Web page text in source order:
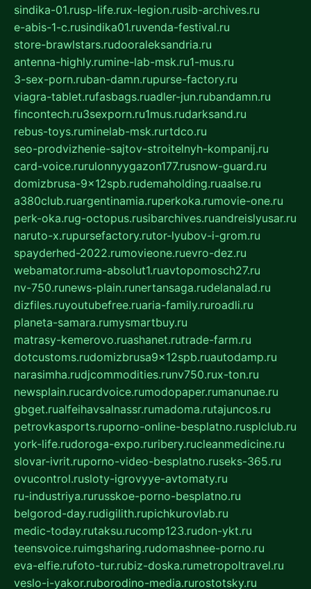
sindika-01.rusp-life.rux-legion.rusib-archives.ru
e-abis-1-c.rusindika01.ruvenda-festival.ru
store-brawlstars.rudooraleksandria.ru
antenna-highly.rumine-lab-msk.ru1-mus.ru
3-sex-porn.ruban-damn.rupurse-factory.ru
viagra-tablet.rufasbags.ruadler-jun.rubandamn.ru
fincontech.ru3sexporn.ru1mus.rudarksand.ru
rebus-toys.ruminelab-msk.rurtdco.ru
seo-prodvizhenie-sajtov-stroitelnyh-kompanij.ru
card-voice.rurulonnyygazon177.rusnow-guard.ru
domizbrusa-9x12spb.rudemaholding.ruaalse.ru
a380club.ruargentinamia.ruperkoka.rumovie-one.ru
perk-oka.rug-octopus.rusibarchives.ruandreislyusar.ru
naruto-x.rupursefactory.rutor-lyubov-i-grom.ru
spayderhed-2022.rumovieone.ruevro-dez.ru
webamator.ruma-absolut1.ruavtopomosch27.ru
nv-750.runews-plain.runertansaga.rudelanalad.ru
dizfiles.ruyoutubefree.ruaria-family.ruroadli.ru
planeta-samara.rumysmartbuy.ru
matrasy-kemerovo.ruashanet.rutrade-farm.ru
dotcustoms.rudomizbrusa9x12spb.ruautodamp.ru
narasimha.rudjcommodities.runv750.rux-ton.ru
newsplain.rucardvoice.rumodopaper.rumanunae.ru
gbget.rualfeihavsalnassr.rumadoma.rutajuncos.ru
petrovkasports.ruporno-online-besplatno.rusplclub.ru
york-life.rudoroga-expo.ruribery.rucleanmedicine.ru
slovar-ivrit.ruporno-video-besplatno.ruseks-365.ru
ovucontrol.rusloty-igrovyye-avtomaty.ru
ru-industriya.rurusskoe-porno-besplatno.ru
belgorod-day.rudigilith.rupichkurovlab.ru
medic-today.rutaksu.rucomp123.rudon-ykt.ru
teensvoice.ruimgsharing.rudomashnee-porno.ru
eva-elfie.rufoto-tur.rubiz-doska.rumetropoltravel.ru
veslo-i-yakor.ruborodino-media.rurostotsky.ru